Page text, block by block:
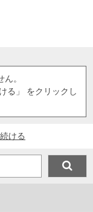
。
る」 をクリックし
ける